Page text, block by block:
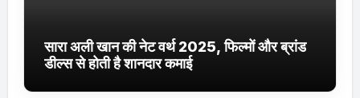
सारा अली खान की नेट वर्थ 2025, फिल्मों और ब्रांड
डील्स से होती है शानदार कमाई